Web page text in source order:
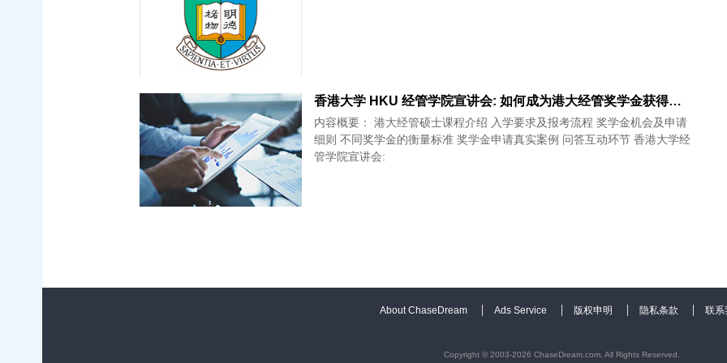
香港大学 HKU 经管学院宣讲会: 如何成为港大经管奖学金获得者? - 在线(12/21)
内容概要： 港大经管硕士课程介绍 入学要求及报考流程 奖学金机会及申请
细则 不同奖学金的衡量标准 奖学金申请真实案例 问答互动环节 香港大学经
管学院宣讲会:
About ChaseDream Ads Service 版权申明 隐私条款 联系
Copyright © 2003-2026 ChaseDream.com, All Rights Reserved.